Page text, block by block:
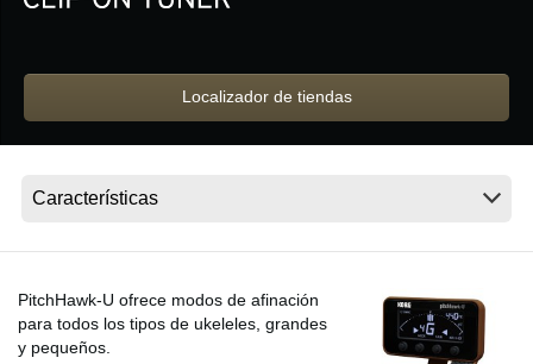
Acerca de KORG
Localizador de tiendas
PitchHawk-U ofrece modos de afinación
para todos los tipos de ukeleles, grandes
y pequeños.